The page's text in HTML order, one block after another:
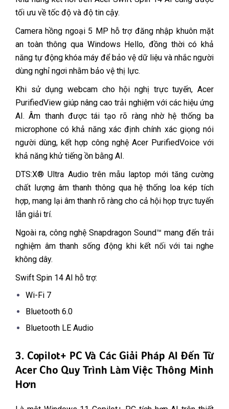
tối ưu về tốc độ và độ tin cậy.
Camera hồng ngoại 5 MP hỗ trợ đăng nhập khuôn mặt
an toàn thông qua Windows Hello, đồng thời có khả
năng tự động khóa máy để bảo vệ dữ liệu và nhắc người
dùng nghỉ ngơi nhằm bảo vệ thị lực.
Khi sử dụng webcam cho hội nghị trực tuyến, Acer
PurifiedView giúp nâng cao trải nghiệm với các hiệu ứng
AI. Âm thanh được tái tạo rõ ràng nhờ hệ thống ba
microphone có khả năng xác định chính xác giọng nói
người dùng, kết hợp công nghệ Acer PurifiedVoice với
khả năng khử tiếng ồn bằng AI.
DTS:X® Ultra Audio trên mẫu laptop mới tăng cường
chất lượng âm thanh thông qua hệ thống loa kép tích
hợp, mang lại âm thanh rõ ràng cho cả hội họp trực tuyến
lẫn giải trí.
Ngoài ra, công nghệ Snapdragon Sound™ mang đến trải
nghiệm âm thanh sống động khi kết nối với tai nghe
không dây.
Swift Spin 14 AI hỗ trợ:
Wi-Fi 7
Bluetooth 6.0
Bluetooth LE Audio
3. Copilot+ PC Và Các Giải Pháp AI Đến Từ
Acer Cho Quy Trình Làm Việc Thông Minh
Hơn